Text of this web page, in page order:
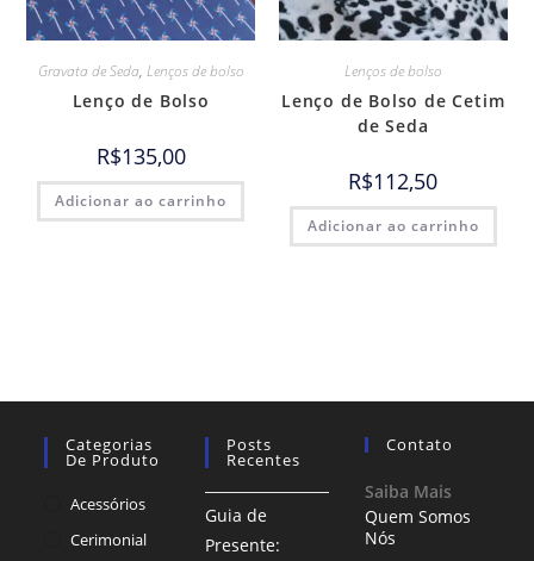
Gravata de Seda, Lenços de bolso
Lenço de Bolso
R$135,00
Adicionar ao carrinho
Lenços de bolso
Lenço de Bolso de Cetim
de Seda
R$112,50
Adicionar ao carrinho
Categorias
De Produto
Acessórios
Cerimonial
Posts
Recentes
Guia de
Presente:
Contato
Saiba Mais
Quem Somos
Nós